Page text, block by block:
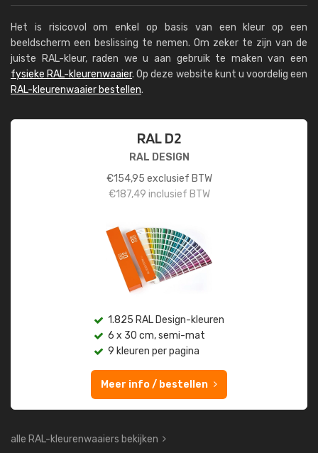
Het is risicovol om enkel op basis van een kleur op een
beeldscherm een beslissing te nemen. Om zeker te zijn van de
juiste RAL-kleur, raden we u aan gebruik te maken van een
fysieke RAL-kleurenwaaier. Op deze website kunt u voordelig een
RAL-kleurenwaaier bestellen.
RAL D2
RAL DESIGN
€154,95 exclusief BTW
€187,49 inclusief BTW
1.825 RAL Design-kleuren
6 x 30 cm, semi-mat
9 kleuren per pagina
Meer info / bestellen
alle RAL-kleurenwaaiers bekijken